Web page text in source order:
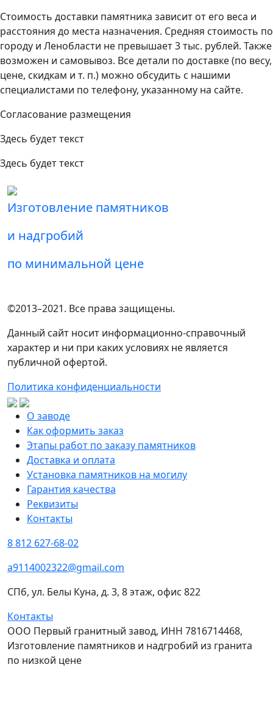
Стоимость доставки памятника зависит от его веса и
расстояния до места назначения. Средняя стоимость по
городу и Ленобласти не превышает 3 тыс. рублей. Также
возможен и самовывоз. Все детали по доставке (по весу,
цене, скидкам и т. п.) можно обсудить с нашими
специалистами по телефону, указанному на сайте.
Согласование размещения
Здесь будет текст
Здесь будет текст
Изготовление памятников
и надгробий
по минимальной цене
©2013–2021. Все права защищены.
Данный сайт носит информационно-справочный
характер и ни при каких условиях не является
публичной офертой.
Политика конфиденциальности
О заводе
Как оформить заказ
Этапы работ по заказу памятников
Доставка и оплата
Установка памятников на могилу
Гарантия качества
Реквизиты
Контакты
8 812 627-68-02
a9114002322@gmail.com
СПб, ул. Белы Куна, д. 3, 8 этаж, офис 822
Контакты
ООО Первый гранитный завод, ИНН 7816714468,
Изготовление памятников и надгробий из гранита
по низкой цене